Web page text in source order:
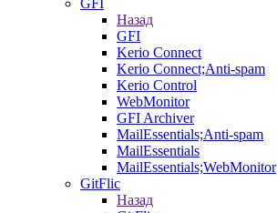
GFI
Назад
GFI
Kerio Connect
Kerio Connect;Anti-spam
Kerio Control
WebMonitor
GFI Archiver
MailEssentials;Anti-spam
MailEssentials
MailEssentials;WebMonitor
GitFlic
Назад